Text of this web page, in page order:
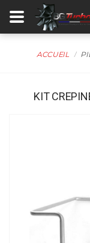
ACCUEIL
KIT